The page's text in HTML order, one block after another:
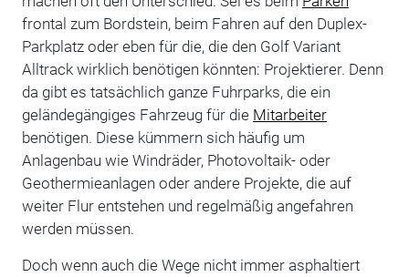
frontal zum Bordstein, beim Fahren auf den Duplex-
Parkplatz oder eben für die, die den Golf Variant
Alltrack wirklich benötigen könnten: Projektierer. Denn
da gibt es tatsächlich ganze Fuhrparks, die ein
geländegängiges Fahrzeug für die Mitarbeiter
benötigen. Diese kümmern sich häufig um
Anlagenbau wie Windräder, Photovoltaik- oder
Geothermieanlagen oder andere Projekte, die auf
weiter Flur entstehen und regelmäßig angefahren
werden müssen.
Doch wenn auch die Wege nicht immer asphaltiert